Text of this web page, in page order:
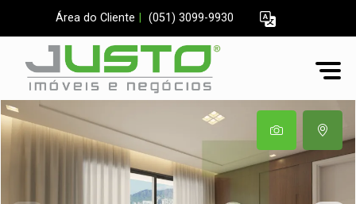
Área do Cliente (051) 3099-9930